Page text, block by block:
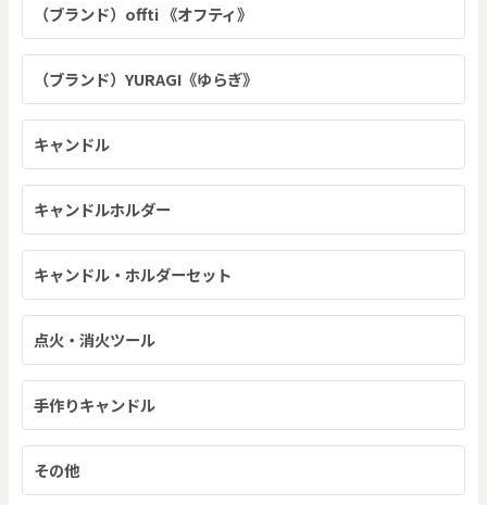
（ブランド）offti 《オフティ》
（ブランド）YURAGI《ゆらぎ》
キャンドル
キャンドルホルダー
キャンドル・ホルダーセット
点火・消火ツール
手作りキャンドル
その他